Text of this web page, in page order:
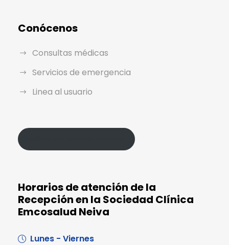
Conócenos
Consultas médicas
Servicios de emergencia
Linea al usuario
Horarios de atención de la
Recepción en la Sociedad Clínica
Emcosalud Neiva
Lunes - Viernes